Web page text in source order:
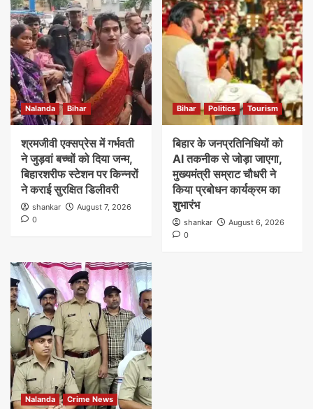
Nalanda Bihar
श्रमजीवी एक्सप्रेस में गर्भवती
ने जुड़वां बच्चों को दिया जन्म,
बिहारशरीफ स्टेशन पर किन्नरों
ने कराई सुरक्षित डिलीवरी
shankar
August 7, 2026
0
Bihar Politics Tourism
बिहार के जनप्रतिनिधियों को
AI तकनीक से जोड़ा जाएगा,
मुख्यमंत्री सम्राट चौधरी ने
किया प्रबोधन कार्यक्रम का
शुभारंभ
shankar
August 6, 2026
0
Nalanda Crime News